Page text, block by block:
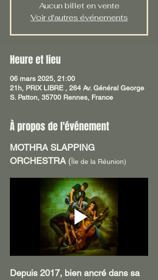
Aucun billet en vente
Voir d'autres événements
Heure et lieu
06 mars 2025, 21:00
21h, PRIX LIBRE , 264 Av. Général George
S. Patton, 35700 Rennes, France
À propos de l'événement
MOTHRA SLAPPING
ORCHESTRA (Île de la Réunion)
Depuis 2017, bien ancré dans sa